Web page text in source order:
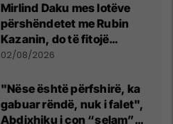
Mirlind Daku mes lotëve
përshëndetet me Rubin
Kazanin, do të fitojë
miliona te Spartak Moska
02/08/2026
"Nëse është përfshirë, ka
gabuar rëndë, nuk i falet",
Abdixhiku i çon “selam”